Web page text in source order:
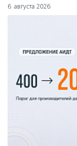
6 августа 2026